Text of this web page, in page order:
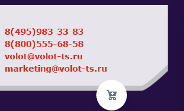
8(495)983-33-83
8(800)555-68-58
volot@volot-ts.ru
marketing@volot-ts.ru